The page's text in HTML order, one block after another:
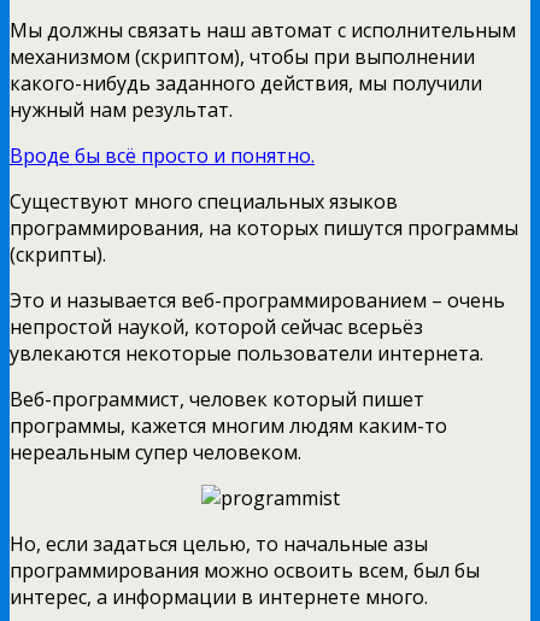
Мы должны связать наш автомат с исполнительным
механизмом (скриптом), чтобы при выполнении
какого-нибудь заданного действия, мы получили
нужный нам результат.
Вроде бы всё просто и понятно.
Существуют много специальных языков
программирования, на которых пишутся программы
(скрипты).
Это и называется веб-программированием – очень
непростой наукой, которой сейчас всерьёз
увлекаются некоторые пользователи интернета.
Веб-программист, человек который пишет
программы, кажется многим людям каким-то
нереальным супер человеком.
Но, если задаться целью, то начальные азы
программирования можно освоить всем, был бы
интерес, а информации в интернете много.